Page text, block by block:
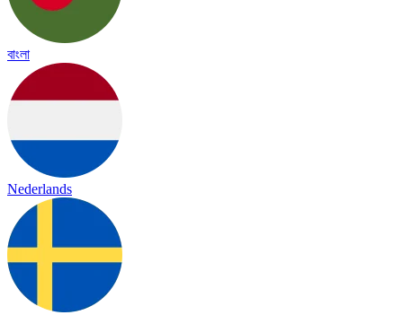
বাংলা
Nederlands